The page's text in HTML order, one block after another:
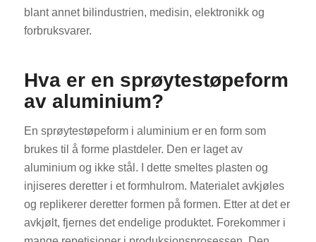
blant annet bilindustrien, medisin, elektronikk og
forbruksvarer.
Hva er en sprøytestøpeform
av aluminium?
En sprøytestøpeform i aluminium er en form som
brukes til å forme plastdeler. Den er laget av
aluminium og ikke stål. I dette smeltes plasten og
injiseres deretter i et formhulrom. Materialet avkjøles
og replikerer deretter formen på formen. Etter at det er
avkjølt, fjernes det endelige produktet. Forekommer i